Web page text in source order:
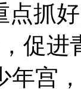
点抓
促进
年宫